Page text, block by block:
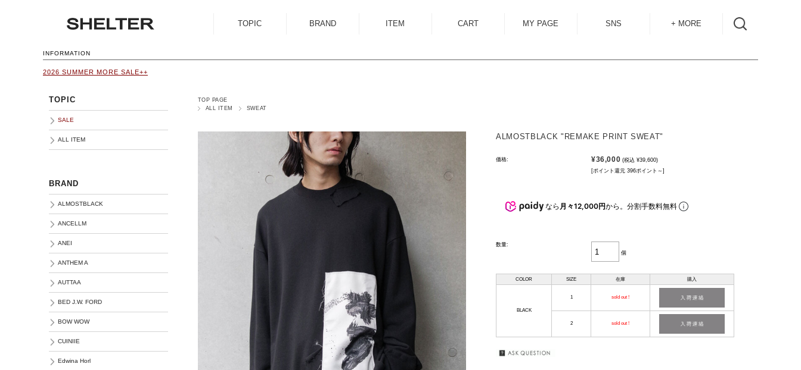
TOPIC BRAND
AUTTAA
BED J.W. FORD
BOW WOW
HAFFMANS &
NEUMEISTER
KUBORAUM
ITEM
CUTSEWN
BOTTOM
HAT/CAP
EYEWEAR
ACCESSORY
GIFT
WRAPPING
SALE
CART MY PAGE SNS + MORE
CONTACT
INFORMATION
2026 SUMMER MORE SALE++
TOP PAGE
ALL ITEM
SWEAT
ALMOSTBLACK "REMAKE PRINT SWEAT"
価格: ¥36,000 (税込 ¥39,600)
[ポイント還元 396ポイント～]
なら 月々12,000円から。分割手数料無料
数量:
個
COLOR SIZE 在庫 購入
BLACK
1 sold out !
2 sold out !
TOPIC
SALE
ALL ITEM
BRAND
ALMOSTBLACK
ANCELLM
ANEI
ANTHEM A
AUTTAA
BED J.W. FORD
BOW WOW
CUINIIE
Edwina Horl